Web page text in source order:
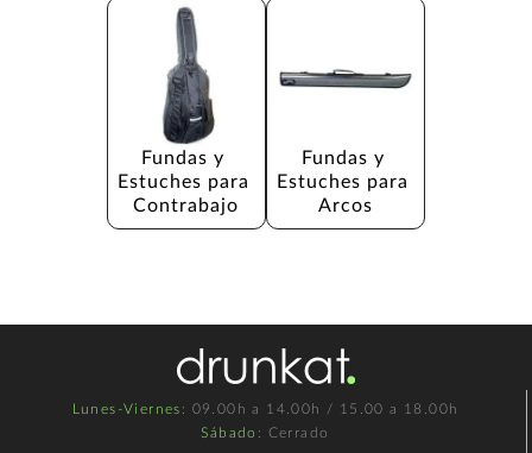
Fundas y
Estuches para
Contrabajo
Fundas y
Estuches para
Arcos
Lunes-Viernes : 09.00h a 14.00h / 15.00 a 18.00h
Sábado : Cerrado